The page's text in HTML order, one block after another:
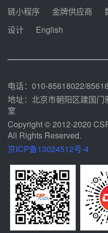
迪尔
链小程序
金牌供应商
设计
English
电话：010-85618022/
地址：北京市朝阳区建国
室
Copyright © 2012-2020
All Rights Reserved.
京ICP备13024512号-4